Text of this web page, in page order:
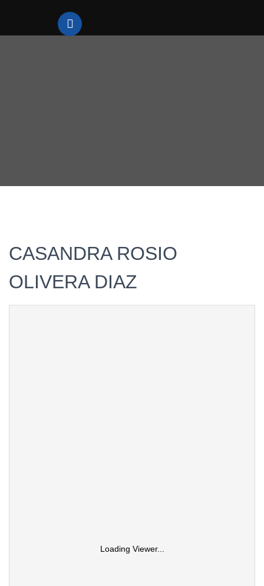
CASANDRA ROSIO
OLIVERA DIAZ
Loading Viewer...